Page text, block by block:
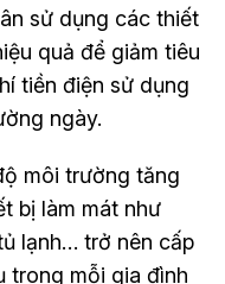
sử dụng các thiết
quả để giảm tiêu
tiền điện sử dụng
ngày.
môi trường tăng
bị làm mát như
lạnh… trở nên cấp
trong mỗi gia đình